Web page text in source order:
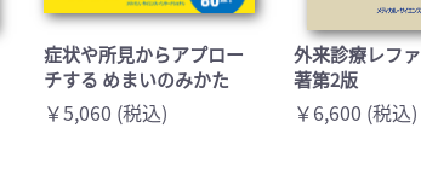
症状や所見からアプロー
チする めまいのみかた
￥5,060 (税込)
外来診療レフ
著第2版
￥6,600 (税込)